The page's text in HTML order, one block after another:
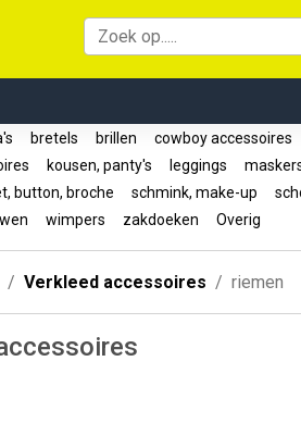
bretels brillen cowboy accessoires
kousen, panty's leggings
button, broche schmink, make-up
wimpers zakdoeken Overig
Verkleed accessoires riemen